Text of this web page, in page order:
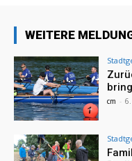
WEITERE
cm -